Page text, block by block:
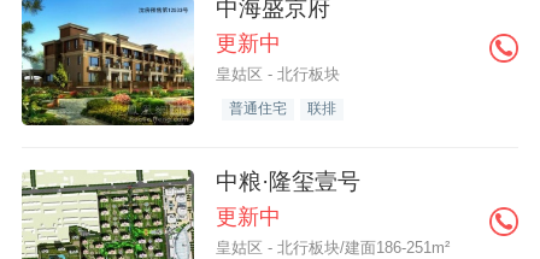
中海盛京府
更新中
皇姑区 - 北行板块
普通住宅 联排
中粮·隆玺壹号
更新中
皇姑区 - 北行板块/建面186-251m²